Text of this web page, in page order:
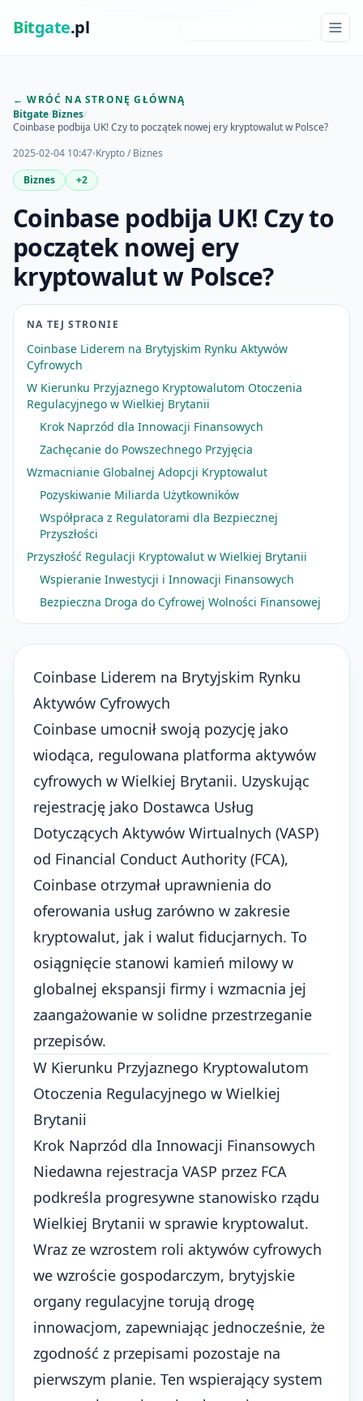
Bitgate.pl
← WRÓĆ NA STRONĘ GŁÓWNĄ
Bitgate/Biznes/
Coinbase podbija UK! Czy to początek nowej ery kryptowalut w Polsce?
2025-02-04 10:47 Krypto / Biznes
Biznes
+2
Coinbase podbija UK! Czy to
początek nowej ery
kryptowalut w Polsce?
NA TEJ STRONIE
Coinbase Liderem na Brytyjskim Rynku Aktywów
Cyfrowych
W Kierunku Przyjaznego Kryptowalutom Otoczenia
Regulacyjnego w Wielkiej Brytanii
Krok Naprzód dla Innowacji Finansowych
Zachęcanie do Powszechnego Przyjęcia
Wzmacnianie Globalnej Adopcji Kryptowalut
Pozyskiwanie Miliarda Użytkowników
Współpraca z Regulatorami dla Bezpiecznej
Przyszłości
Przyszłość Regulacji Kryptowalut w Wielkiej Brytanii
Wspieranie Inwestycji i Innowacji Finansowych
Bezpieczna Droga do Cyfrowej Wolności Finansowej
Coinbase Liderem na Brytyjskim Rynku
Aktywów Cyfrowych
Coinbase umocnił swoją pozycję jako
wiodąca, regulowana platforma aktywów
cyfrowych w Wielkiej Brytanii. Uzyskując
rejestrację jako Dostawca Usług
Dotyczących Aktywów Wirtualnych (VASP)
od Financial Conduct Authority (FCA),
Coinbase otrzymał uprawnienia do
oferowania usług zarówno w zakresie
kryptowalut, jak i walut fiducjarnych. To
osiągnięcie stanowi kamień milowy w
globalnej ekspansji firmy i wzmacnia jej
zaangażowanie w solidne przestrzeganie
przepisów.
W Kierunku Przyjaznego Kryptowalutom
Otoczenia Regulacyjnego w Wielkiej
Brytanii
Krok Naprzód dla Innowacji Finansowych
Niedawna rejestracja VASP przez FCA
podkreśla progresywne stanowisko rządu
Wielkiej Brytanii w sprawie kryptowalut.
Wraz ze wzrostem roli aktywów cyfrowych
we wzroście gospodarczym, brytyjskie
organy regulacyjne torują drogę
innowacjom, zapewniając jednocześnie, że
zgodność z przepisami pozostaje na
pierwszym planie. Ten wspierający system